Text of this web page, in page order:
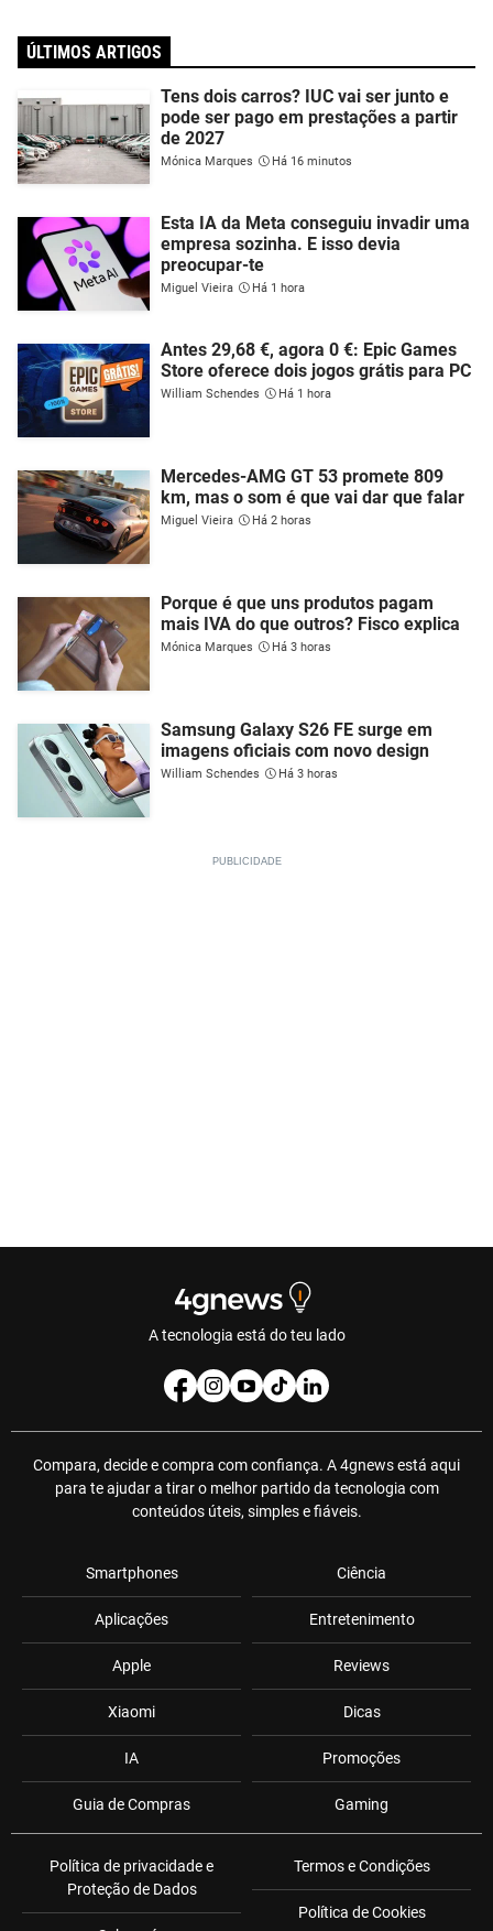
ÚLTIMOS ARTIGOS
Tens dois carros? IUC vai ser junto e
pode ser pago em prestações a partir
de 2027
Mónica Marques Há 16 minutos
Esta IA da Meta conseguiu invadir uma
empresa sozinha. E isso devia
preocupar-te
Miguel Vieira Há 1 hora
Antes 29,68 €, agora 0 €: Epic Games
Store oferece dois jogos grátis para PC
William Schendes Há 1 hora
Mercedes-AMG GT 53 promete 809
km, mas o som é que vai dar que falar
Miguel Vieira Há 2 horas
Porque é que uns produtos pagam
mais IVA do que outros? Fisco explica
Mónica Marques Há 3 horas
Samsung Galaxy S26 FE surge em
imagens oficiais com novo design
William Schendes Há 3 horas
A tecnologia está do teu lado
Compara, decide e compra com confiança. A 4gnews está aqui
para te ajudar a tirar o melhor partido da tecnologia com
conteúdos úteis, simples e fiáveis.
Smartphones
Aplicações
Apple
Xiaomi
IA
Guia de Compras
Ciência
Entretenimento
Reviews
Dicas
Promoções
Gaming
Política de privacidade e
Proteção de Dados
Termos e Condições
Política de Cookies